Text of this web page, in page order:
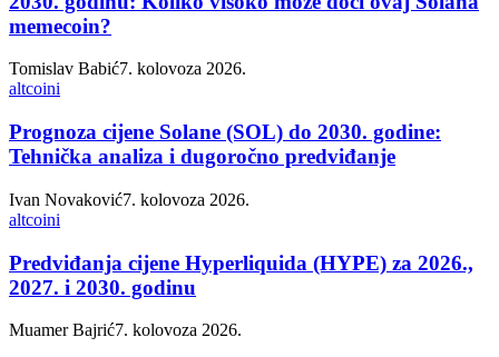
memecoin?
Tomislav Babić7. kolovoza 2026.
altcoini
Prognoza cijene Solane (SOL) do 2030. godine:
Tehnička analiza i dugoročno predviđanje
Ivan Novaković7. kolovoza 2026.
altcoini
Predviđanja cijene Hyperliquida (HYPE) za 2026.,
2027. i 2030. godinu
Muamer Bajrić7. kolovoza 2026.